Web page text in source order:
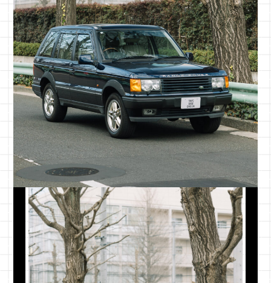
一都三県
¥100,000
東京都・千
関東
¥120,000
茨城県・栃
東北
¥150,000
青森県・岩
中部
¥150,000
新潟県・富
近畿
¥180,000
三重県・滋
中国
¥200,000
鳥取県・島
四国
¥220,000
徳島県・香
九州
¥220,000
福岡県・
北海道
¥220,000
北海道全域
沖縄本島
¥250,000
沖縄本島
離島
別途お見積もり 各離島